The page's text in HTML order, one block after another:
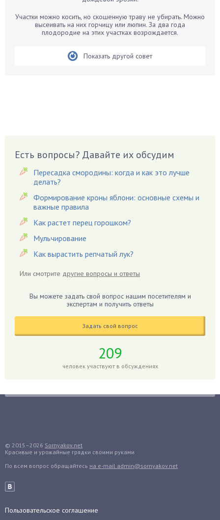
Бирючина
Бобовые
Вредители
Гардения
Гацания
Гвоздики
Георгины
Герань
Гиацинт
Гибискус
Гладиолусы
Голубика
Груши
Дайкон
Декабрист
Денежное дерево
Участки можно косить, но скошенную траву не убирать. Можно
высеивать на них горчицу или люпин. За два года
плодородие на этих участках возрождается.
Показать другой совет
Есть вопросы? Давайте их обсудим
Пересадка смородины: когда и как это лучше
делать?
Формирование кроны яблони: основные схемы и
важные правила
Как растет перец горошком?
Мульчирование
Как вырастить репчатый лук?
Или смотрите другие вопросы и ответы
Вы можете задать свой вопрос нашим посетителям и
экспертам и получить ответы
Задать свой вопрос
209
человек участвуют в обсуждениях
© 2015–2026 Sornyakov.net
Красивые и урожайные грядки своими руками
По всем вопрос обращайтесь на e-mail admin@sornyakov.net
Пользовательское соглашение